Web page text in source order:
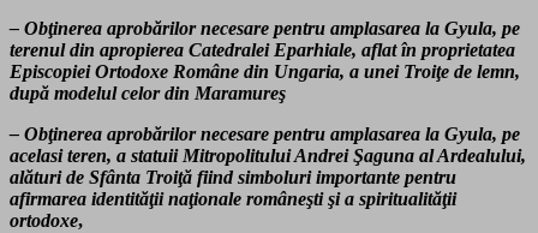
– Obţinerea aprobărilor necesare pentru amplasarea la Gyula, pe
terenul din apropierea Catedralei Eparhiale, aflat în proprietatea
Episcopiei Ortodoxe Române din Ungaria, a unei Troiţe de lemn,
după modelul celor din Maramureş
– Obţinerea aprobărilor necesare pentru amplasarea la Gyula, pe
acelasi teren, a statuii Mitropolitului Andrei Şaguna al Ardealului,
alături de Sfânta Troiţă fiind simboluri importante pentru
afirmarea identităţii naţionale româneşti şi a spiritualităţii
ortodoxe,